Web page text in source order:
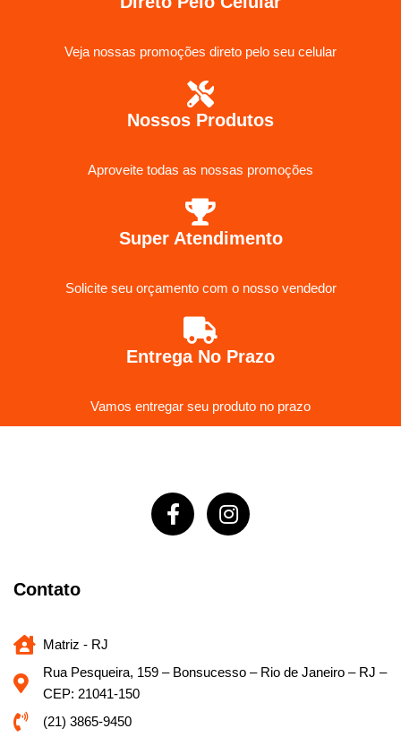
Veja nossas promoções direto pelo seu celular
Nossos Produtos
Aproveite todas as nossas promoções
Super Atendimento
Solicite seu orçamento com o nosso vendedor
Entrega No Prazo
Vamos entregar seu produto no prazo
Contato
Matriz - RJ
Rua Pesqueira, 159 – Bonsucesso – Rio de Janeiro – RJ –
CEP: 21041-150
(21) 3865-9450